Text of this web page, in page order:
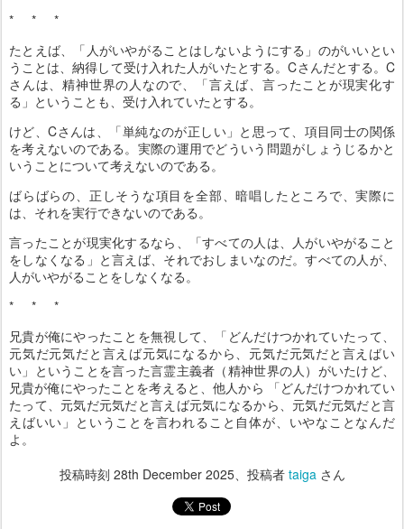
* * *
たとえば、「人がいやがることはしないようにする」のがいいとい
うことは、納得して受け入れた人がいたとする。Cさんだとする。C
さんは、精神世界の人なので、「言えば、言ったことが現実化す
る」ということも、受け入れていたとする。
けど、Cさんは、「単純なのが正しい」と思って、項目同士の関係
を考えないのである。実際の運用でどういう問題がしょうじるかと
いうことについて考えないのである。
ばらばらの、正しそうな項目を全部、暗唱したところで、実際に
は、それを実行できないのである。
言ったことが現実化するなら、「すべての人は、人がいやがること
をしなくなる」と言えば、それでおしまいなのだ。すべての人が、
人がいやがることをしなくなる。
* * *
兄貴が俺にやったことを無視して、「どんだけつかれていたって、
元気だ元気だと言えば元気になるから、元気だ元気だと言えばい
い」ということを言った言霊主義者（精神世界の人）がいたけど、
兄貴が俺にやったことを考えると、他人から 「どんだけつかれてい
たって、元気だ元気だと言えば元気になるから、元気だ元気だと言
えばいい」ということを言われること自体が、いやなことなんだ
よ。
投稿時刻 28th December 2025、投稿者 taigaさん